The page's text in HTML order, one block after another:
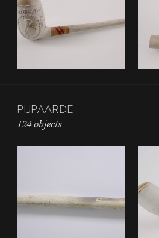
PIJPAARDE
124 objects